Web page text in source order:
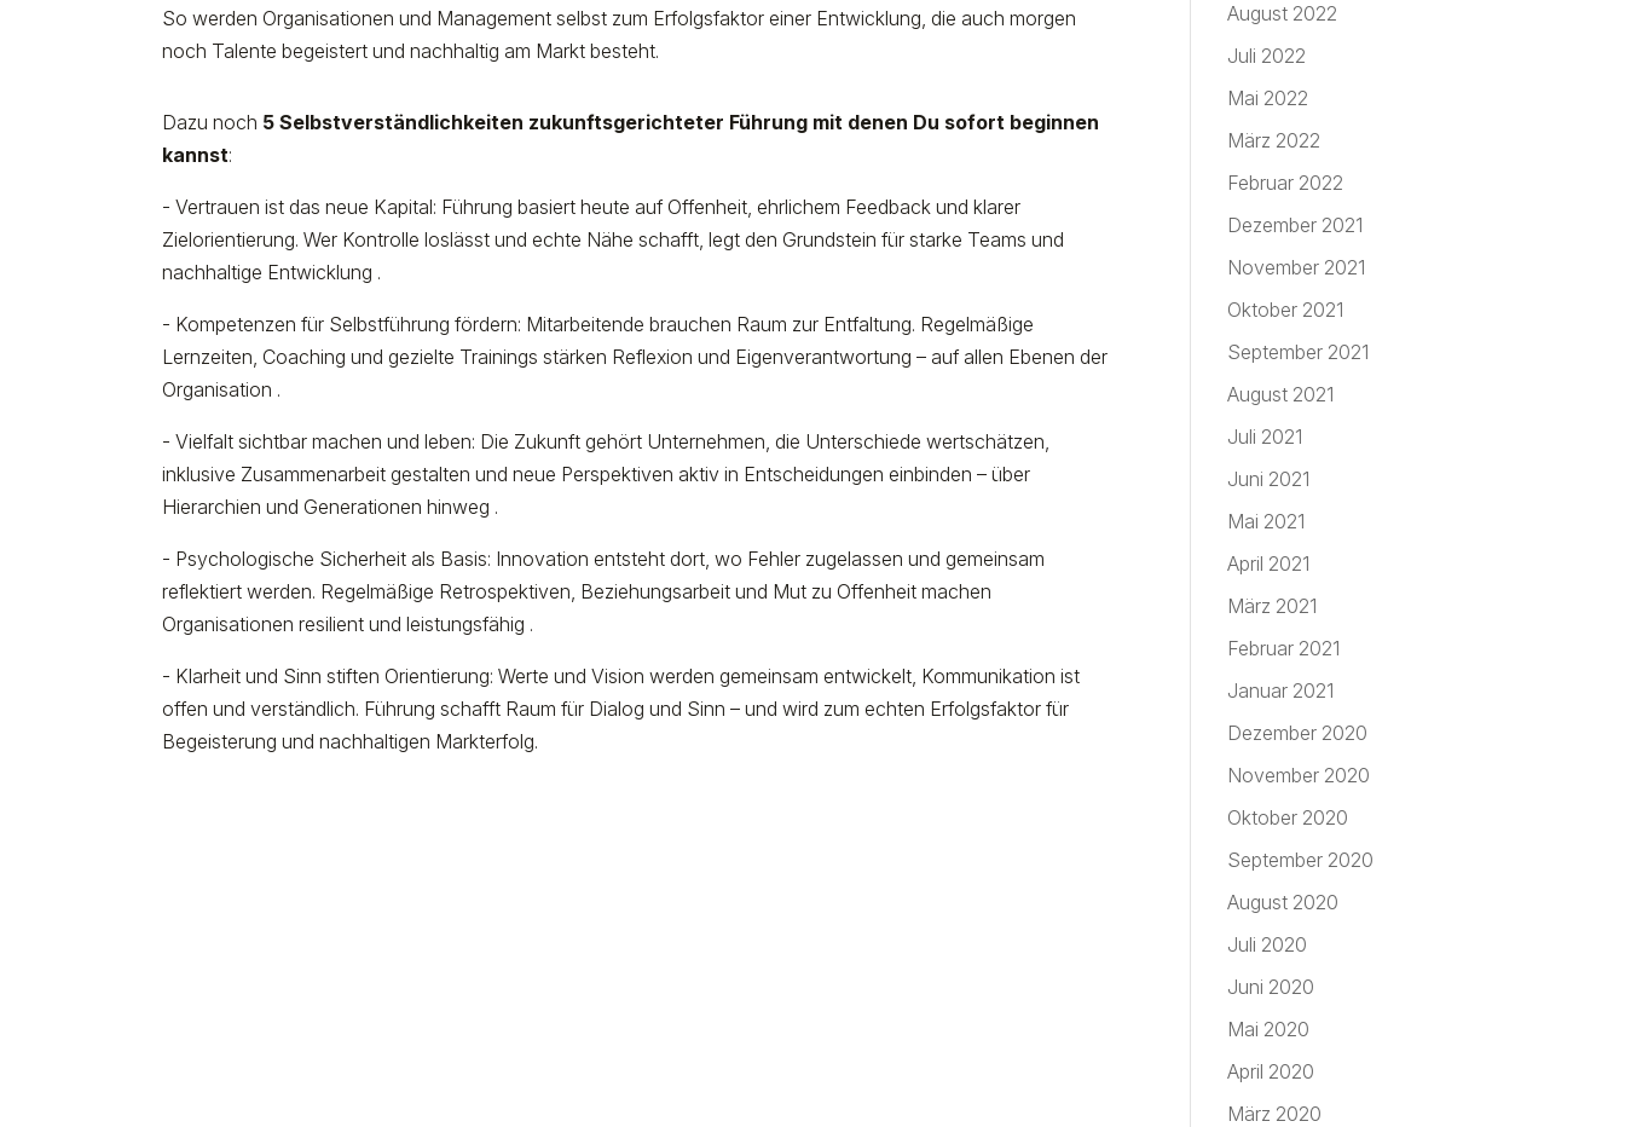
So werden Organisationen und Management selbst zum Erfolgsfaktor einer Entwicklung, die auch morgen
noch Talente begeistert und nachhaltig am Markt besteht.
Dazu noch 5 Selbstverständlichkeiten zukunftsgerichteter Führung mit denen Du sofort beginnen
kannst:
- Vertrauen ist das neue Kapital: Führung basiert heute auf Offenheit, ehrlichem Feedback und klarer
Zielorientierung. Wer Kontrolle loslässt und echte Nähe schafft, legt den Grundstein für starke Teams und
nachhaltige Entwicklung .
- Kompetenzen für Selbstführung fördern: Mitarbeitende brauchen Raum zur Entfaltung. Regelmäßige
Lernzeiten, Coaching und gezielte Trainings stärken Reflexion und Eigenverantwortung – auf allen Ebenen der
Organisation .
- Vielfalt sichtbar machen und leben: Die Zukunft gehört Unternehmen, die Unterschiede wertschätzen,
inklusive Zusammenarbeit gestalten und neue Perspektiven aktiv in Entscheidungen einbinden – über
Hierarchien und Generationen hinweg .
- Psychologische Sicherheit als Basis: Innovation entsteht dort, wo Fehler zugelassen und gemeinsam
reflektiert werden. Regelmäßige Retrospektiven, Beziehungsarbeit und Mut zu Offenheit machen
Organisationen resilient und leistungsfähig .
- Klarheit und Sinn stiften Orientierung: Werte und Vision werden gemeinsam entwickelt, Kommunikation ist
offen und verständlich. Führung schafft Raum für Dialog und Sinn – und wird zum echten Erfolgsfaktor für
Begeisterung und nachhaltigen Markterfolg.
August 2022
Juli 2022
Mai 2022
März 2022
Februar 2022
Dezember 2021
November 2021
Oktober 2021
September 2021
August 2021
Juli 2021
Juni 2021
Mai 2021
April 2021
März 2021
Februar 2021
Januar 2021
Dezember 2020
November 2020
Oktober 2020
September 2020
August 2020
Juli 2020
Juni 2020
Mai 2020
April 2020
März 2020